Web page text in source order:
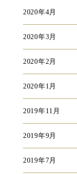
2020年4月
2020年3月
2020年2月
2020年1月
2019年11月
2019年9月
2019年7月